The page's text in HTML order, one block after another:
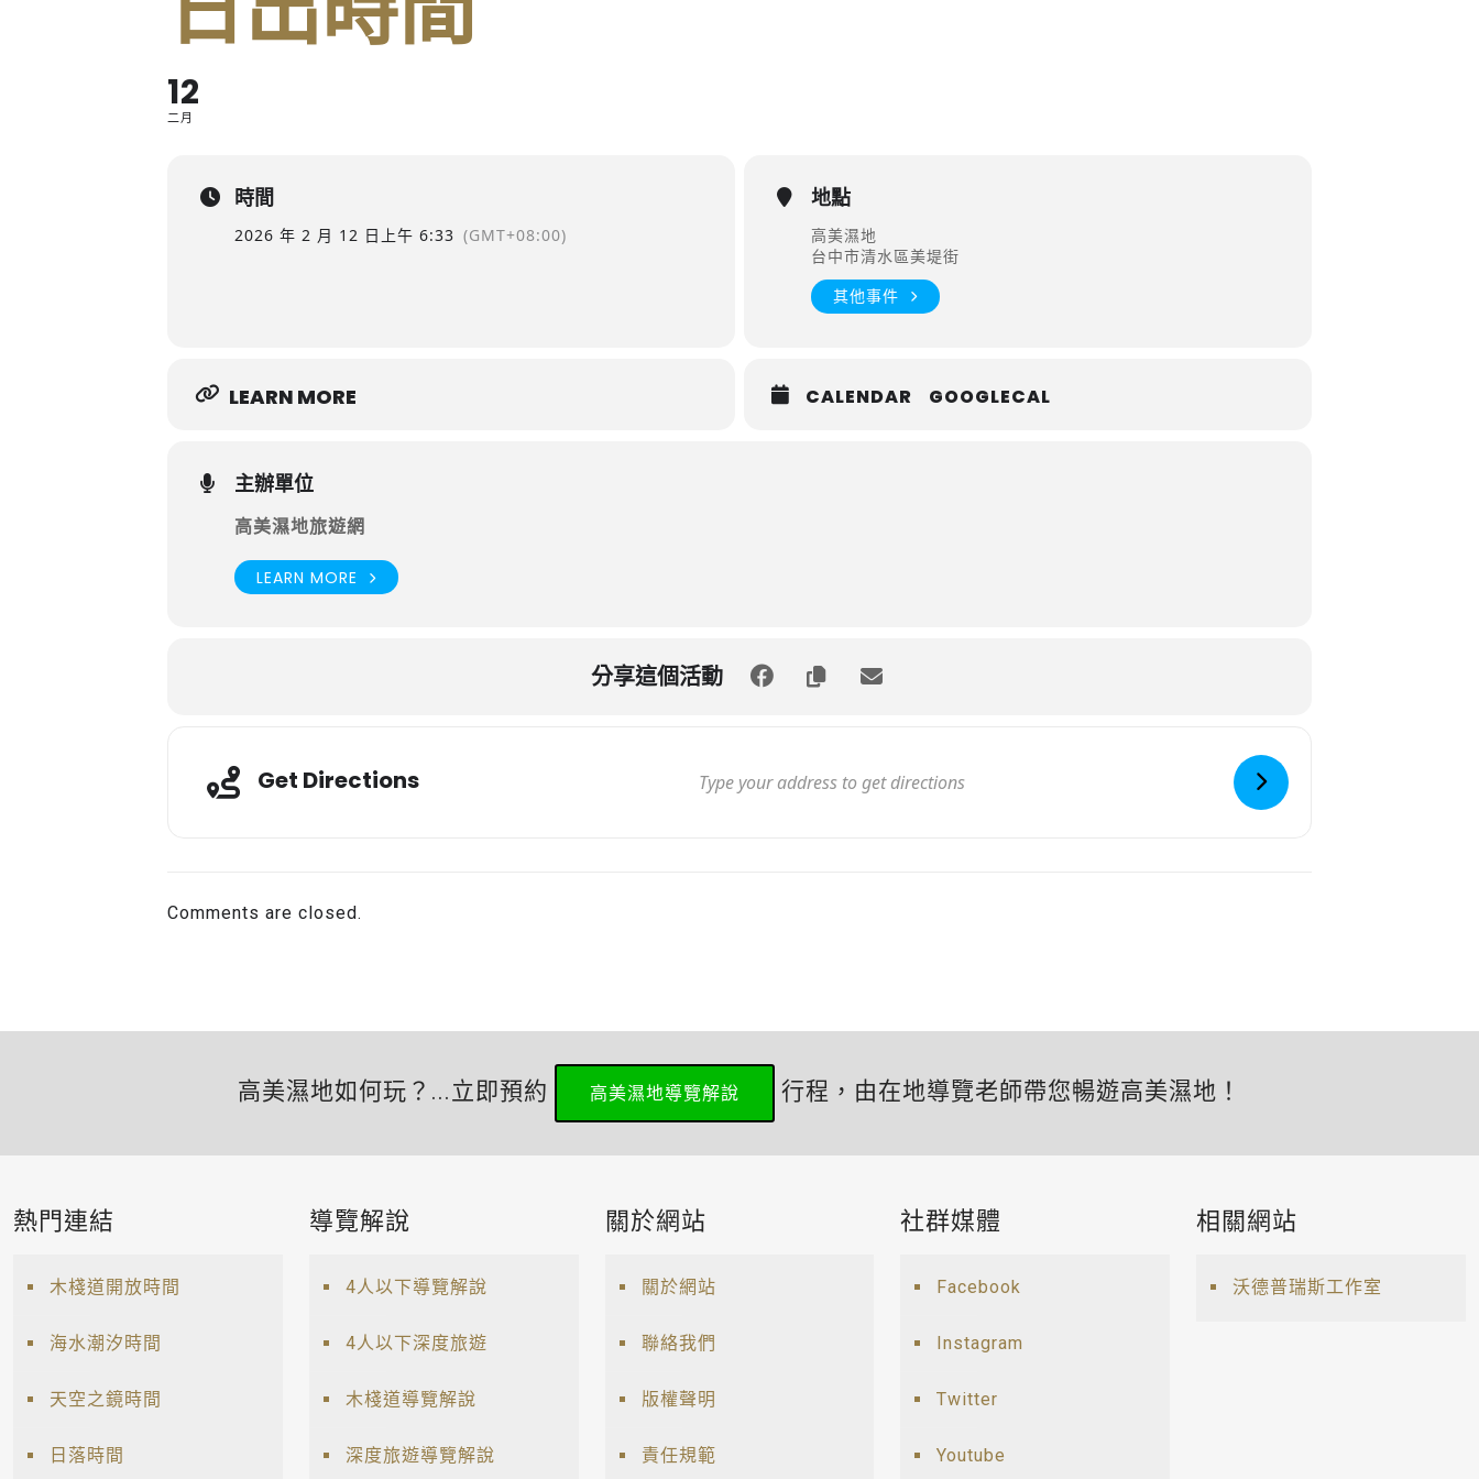
12
二月
時間
2026 年 2 月 12 日 上午 6:33 (GMT+08:00)
地點
高美濕地
台中市清水區美堤街
其他事件
LEARN MORE CALENDAR GOOGLECAL
主辦單位
高美濕地旅遊網
LEARN MORE
分享這個活動
Get Directions
Comments are closed.
高美濕地如何玩？...立即預約 高美濕地導覽解說 行程，由在地導覽老師帶您暢遊高美濕地！
熱門連結
木棧道開放時間
海水潮汐時間
天空之鏡時間
日落時間
導覽解說
4人以下導覽解說
4人以下深度旅遊
木棧道導覽解說
深度旅遊導覽解說
關於網站
關於網站
聯絡我們
版權聲明
責任規範
社群媒體
Facebook
Instagram
Twitter
Youtube
相關網站
沃德普瑞斯工作室